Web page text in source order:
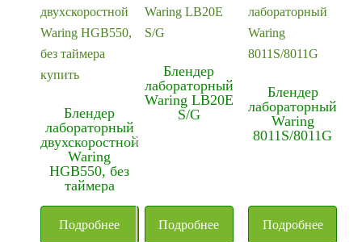
Блендер
лабораторный
двухскоростной
Waring
HGB550, без
таймера
Подробнее
Блендер
лабораторный
Waring LB20E
S/G
Подробнее
Блендер
лабораторный
Waring
8011S/8011G
Подробнее